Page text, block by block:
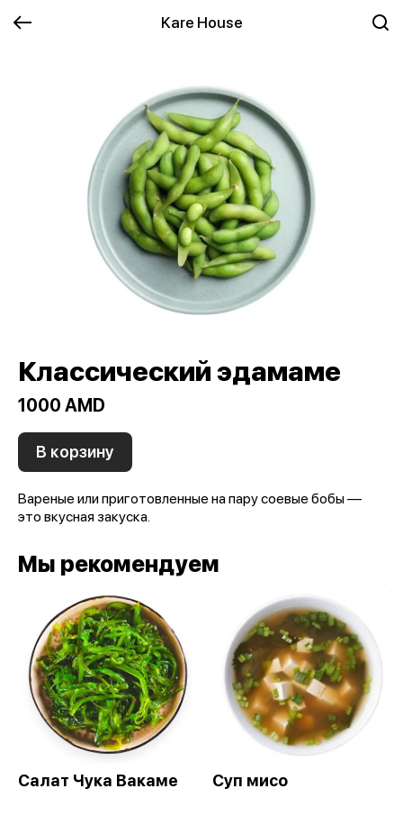
Kare House
Классический эдамаме
1000 AMD
В корзину
Вареные или приготовленные на пару соевые бобы —
это вкусная закуска.
Мы рекомендуем
Салат Чука Вакаме Суп мисо